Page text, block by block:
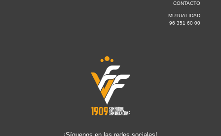
CONTACTO
MUTUALIDAD
96 351 60 00